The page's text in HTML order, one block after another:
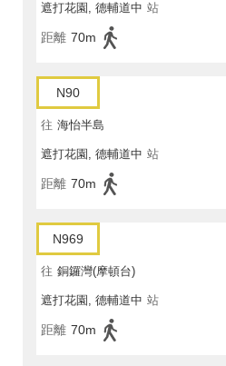
遮打花園, 德輔道中 站
距離 70m
N90
往 海怡半島
遮打花園, 德輔道中 站
距離 70m
N969
往 銅鑼灣(摩頓台)
遮打花園, 德輔道中 站
距離 70m